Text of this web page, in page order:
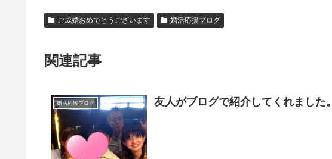
ご成婚おめでとうございます 婚活応援ブログ
関連記事
婚活応援ブログ 友人がブログで紹介してくれました。